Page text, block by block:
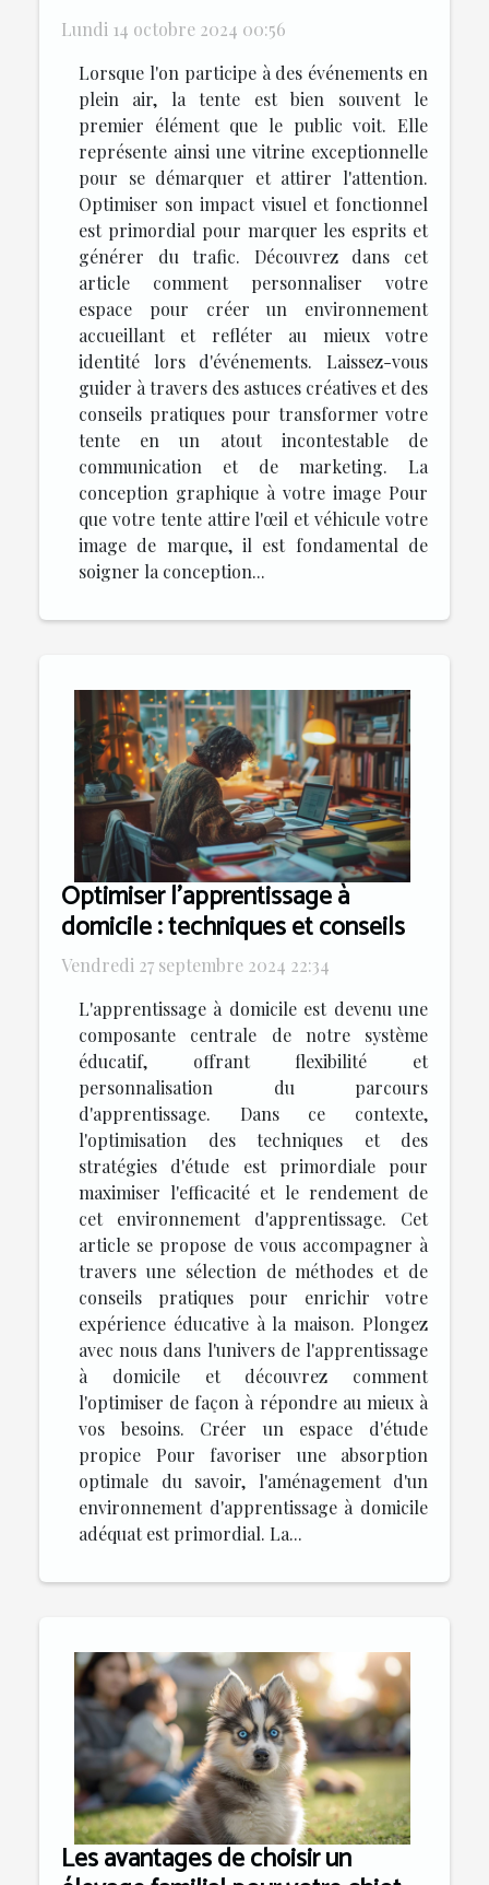
Lundi 14 octobre 2024 00:56
Lorsque l'on participe à des événements en
plein air, la tente est bien souvent le
premier élément que le public voit. Elle
représente ainsi une vitrine exceptionnelle
pour se démarquer et attirer l'attention.
Optimiser son impact visuel et fonctionnel
est primordial pour marquer les esprits et
générer du trafic. Découvrez dans cet
article comment personnaliser votre
espace pour créer un environnement
accueillant et refléter au mieux votre
identité lors d'événements. Laissez-vous
guider à travers des astuces créatives et des
conseils pratiques pour transformer votre
tente en un atout incontestable de
communication et de marketing. La
conception graphique à votre image Pour
que votre tente attire l'œil et véhicule votre
image de marque, il est fondamental de
soigner la conception...
Optimiser l'apprentissage à
domicile : techniques et conseils
Vendredi 27 septembre 2024 22:34
L'apprentissage à domicile est devenu une
composante centrale de notre système
éducatif, offrant flexibilité et
personnalisation du parcours
d'apprentissage. Dans ce contexte,
l'optimisation des techniques et des
stratégies d'étude est primordiale pour
maximiser l'efficacité et le rendement de
cet environnement d'apprentissage. Cet
article se propose de vous accompagner à
travers une sélection de méthodes et de
conseils pratiques pour enrichir votre
expérience éducative à la maison. Plongez
avec nous dans l'univers de l'apprentissage
à domicile et découvrez comment
l'optimiser de façon à répondre au mieux à
vos besoins. Créer un espace d'étude
propice Pour favoriser une absorption
optimale du savoir, l'aménagement d'un
environnement d'apprentissage à domicile
adéquat est primordial. La...
Les avantages de choisir un